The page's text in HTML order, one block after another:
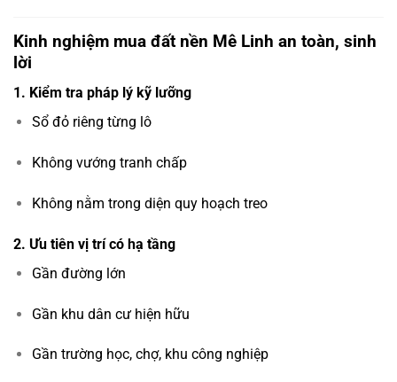
Kinh nghiệm mua đất nền Mê Linh an toàn, sinh
lời
1. Kiểm tra pháp lý kỹ lưỡng
Sổ đỏ riêng từng lô
Không vướng tranh chấp
Không nằm trong diện quy hoạch treo
2. Ưu tiên vị trí có hạ tầng
Gần đường lớn
Gần khu dân cư hiện hữu
Gần trường học, chợ, khu công nghiệp